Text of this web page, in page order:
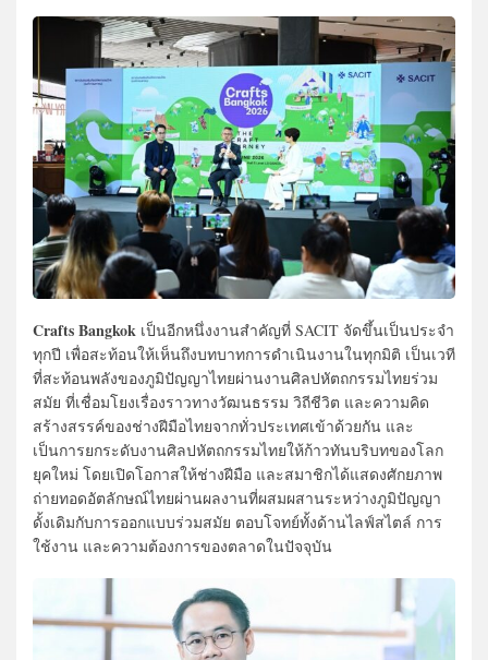
Crafts Bangkok เป็นอีกหนึ่งงานสำคัญที่ SACIT จัดขึ้นเป็นประจำ
ทุกปี เพื่อสะท้อนให้เห็นถึงบทบาทการดำเนินงานในทุกมิติ เป็นเวที
ที่สะท้อนพลังของภูมิปัญญาไทยผ่านงานศิลปหัตถกรรมไทยร่วม
สมัย ที่เชื่อมโยงเรื่องราวทางวัฒนธรรม วิถีชีวิต และความคิด
สร้างสรรค์ของช่างฝีมือไทยจากทั่วประเทศเข้าด้วยกัน และ
เป็นการยกระดับงานศิลปหัตถกรรมไทยให้ก้าวทันบริบทของโลก
ยุคใหม่ โดยเปิดโอกาสให้ช่างฝีมือ และสมาชิกได้แสดงศักยภาพ
ถ่ายทอดอัตลักษณ์ไทยผ่านผลงานที่ผสมผสานระหว่างภูมิปัญญา
ดั้งเดิมกับการออกแบบร่วมสมัย ตอบโจทย์ทั้งด้านไลฟ์สไตล์ การ
ใช้งาน และความต้องการของตลาดในปัจจุบัน